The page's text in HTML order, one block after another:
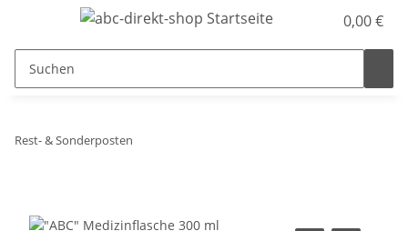
0,00 €
Rest- & Sonderposten